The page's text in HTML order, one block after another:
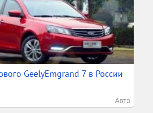
GeelyEmgrand 7 в России
Авто